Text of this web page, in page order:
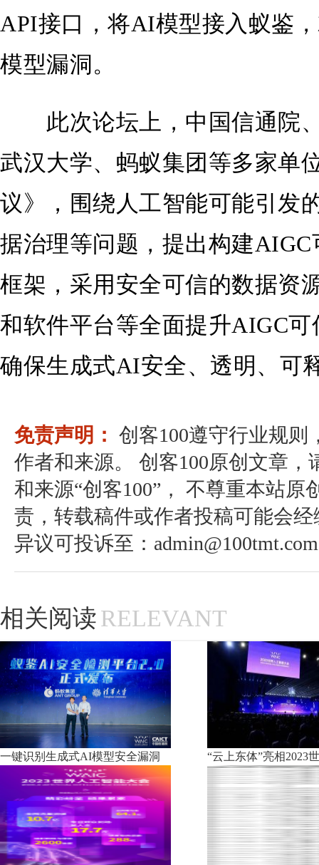
API接口，将AI模型接入蚁鉴
模型漏洞。
此次论坛上，中国信通院
武汉大学、蚂蚁集团等多家单
议》，围绕人工智能可能引发
据治理等问题，提出构建
框架，采用安全可信的数据资
和软件平台等全面提升AIGC
确保生成式AI安全、透明、可
免责声明： 创客100遵守行业规则
作者和来源。 创客100原创文章
和来源“创客100”， 不尊重本站原
责，转载稿件或作者投稿可能会
异议可投诉至：admin@100tmt.com
相关阅读RELEVANT
一键识别生成式AI模型安全漏洞 “云上东体”亮相2023